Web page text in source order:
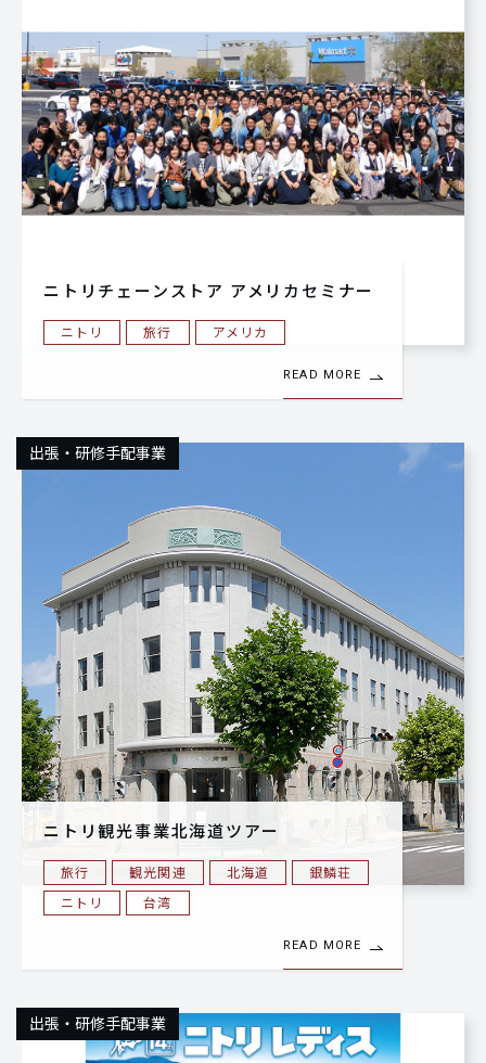
ニトリチェーンストア アメリカセミナー
ニトリ 旅行 アメリカ
READ MORE
出張・研修手配事業
ニトリ観光事業北海道ツアー
旅行 観光関連 北海道
銀鱗荘
ニトリ
台湾
READ MORE
出張・研修手配事業